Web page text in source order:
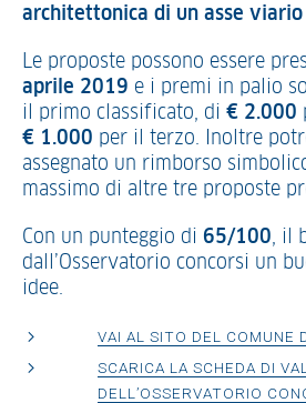
architettonica di un asse
Le proposte possono essere
aprile 2019 e i premi in palio
il primo classificato, di € 2.000
€ 1.000 per il terzo. Inoltre
assegnato un rimborso
massimo di altre tre proposte
Con un punteggio di 65/100, il
dall’Osservatorio concorsi un
idee.
VAI AL SITO DEL COMUNE
SCARICA LA SCHEDA DI
DELL’OSSERVATORIO